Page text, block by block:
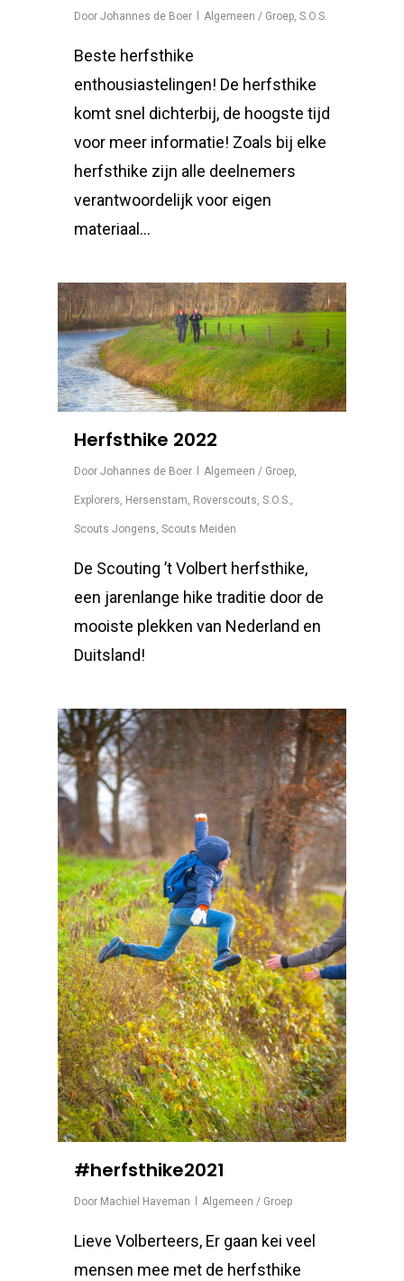
Door Johannes de Boer Algemeen / Groep, S.O.S.
Beste herfsthike
enthousiastelingen! De herfsthike
komt snel dichterbij, de hoogste tijd
voor meer informatie! Zoals bij elke
herfsthike zijn alle deelnemers
verantwoordelijk voor eigen
materiaal...
Herfsthike 2022
Door Johannes de Boer Algemeen / Groep,
Explorers, Hersenstam, Roverscouts, S.O.S.,
Scouts Jongens, Scouts Meiden
De Scouting ’t Volbert herfsthike,
een jarenlange hike traditie door de
mooiste plekken van Nederland en
Duitsland!
#herfsthike2021
Door Machiel Haveman Algemeen / Groep
Lieve Volberteers, Er gaan kei veel
mensen mee met de herfsthike